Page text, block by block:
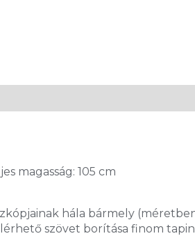
magasság: 105 cm
hála bármely
szövet borítása finom